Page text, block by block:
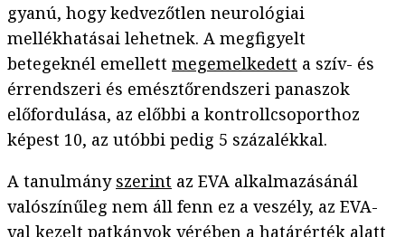
gyanú, hogy kedvezőtlen neurológiai
mellékhatásai lehetnek. A megfigyelt
betegeknél emellett megemelkedett a szív- és
érrendszeri és emésztőrendszeri panaszok
előfordulása, az előbbi a kontrollcsoporthoz
képest 10, az utóbbi pedig 5 százalékkal.
A tanulmány szerint az EVA alkalmazásánál
valószínűleg nem áll fenn ez a veszély, az EVA-
val kezelt patkányok vérében a határérték alatt